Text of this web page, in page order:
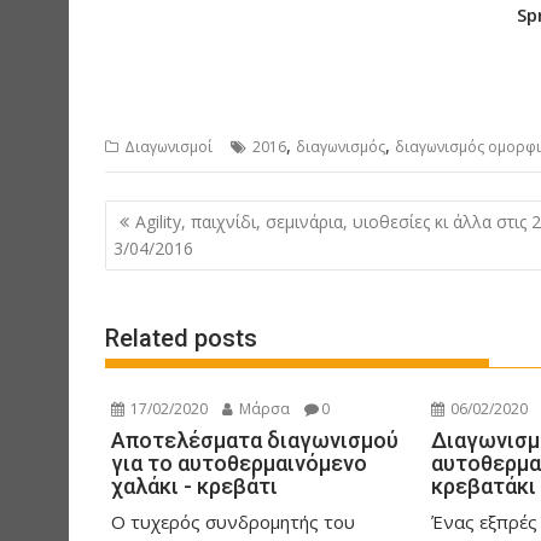
Διαγωνισμοί 2016, διαγωνισμός, διαγωνισμός
P
o
n
a
v
i
g
a
Agility, παιχνίδι, σεμινάρια, υιοθεσίες κι άλλα στις
3/04/2016
Related posts
17/02/2020 Μάρσα 0
Αποτελέσματα διαγωνισμού
για το αυτοθερμαινόμενο
χαλάκι - κρεβάτι
Ο τυχερός συνδρομητής του
06/02/2020
κρεβατάκι
Ένας